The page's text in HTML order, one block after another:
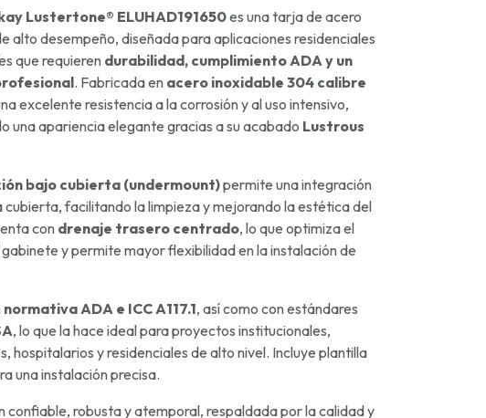
Lustertone® ELUHAD191650es una tarja de acero
alto desempeño, diseñada para aplicaciones residenciales
que requierendurabilidad, cumplimiento ADA y un
. Fabricada en acero inoxidable 304 calibre
excelente resistencia a la corrosión y al uso intensivo,
una apariencia elegante gracias a su acabado Lustrous
bajo cubierta (undermount)permite una integración
cubierta, facilitando la limpieza y mejorando la estética del
con drenaje trasero centrado, lo que optimiza el
y permite mayor flexibilidad en la instalación de
normativa ADA e ICC A117.1, así como con estándares
, lo que la hace ideal para proyectos institucionales,
hospitalarios y residenciales de alto nivel. Incluye plantilla
una instalación precisa.
confiable, robusta y atemporal, respaldada por la calidad y